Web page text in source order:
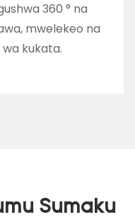
360 ° na
mwelekeo na
kukata.
Sumaku